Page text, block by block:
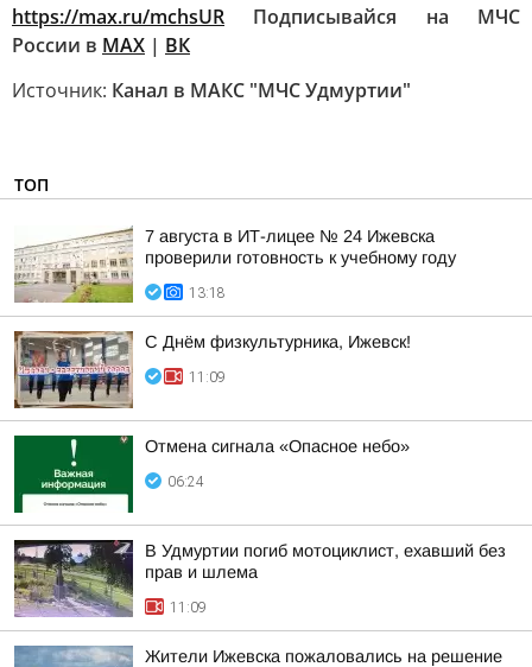
https://max.ru/mchsUR Подписывайся на МЧС
России в MAX | ВК
Источник: Канал в МАКС "МЧС Удмуртии"
ТОП
7 августа в ИТ-лицее № 24 Ижевска
проверили готовность к учебному году
13:18
С Днём физкультурника, Ижевск!
11:09
Отмена сигнала «Опасное небо»
06:24
В Удмуртии погиб мотоциклист, ехавший без
прав и шлема
11:09
Жители Ижевска пожаловались на решение